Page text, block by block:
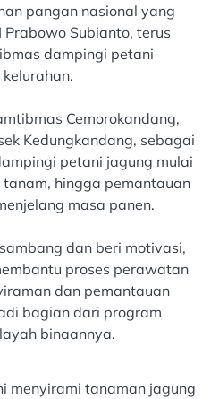
pangan nasional yang
Prabowo Subianto, terus
dampingi petani
Cemorokandang,
Kedungkandang, sebagai
petani jagung mulai
hingga pemantauan
masa panen.
dan beri motivasi,
proses perawatan
dan pemantauan
bagian dari program
binaannya.
menyirami tanaman jagung